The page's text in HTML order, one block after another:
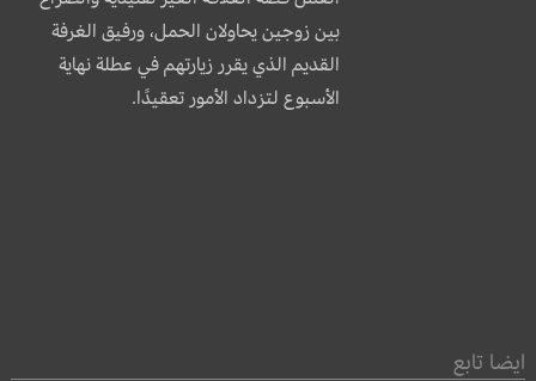
بين زوجين يحاولان الحمل، ورفيق الغرفة
القديم الذي يقرر زيارتهم في عطلة نهاية
الأسبوع لتزداد الأمور تعقيدًا.
ايضا تابع